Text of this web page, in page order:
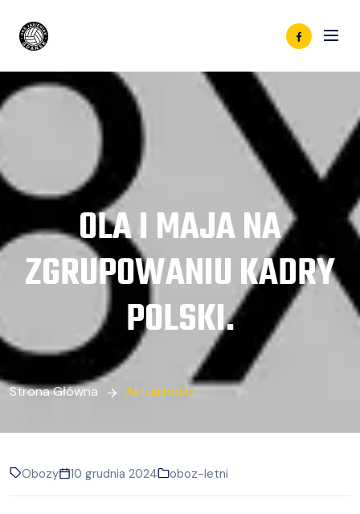
OLA I MAJA NA
ZGRUPOWANIU KADRY
POLSKI.
Strona Główna Aktualności
Obozy 10 grudnia 2024 oboz-letni